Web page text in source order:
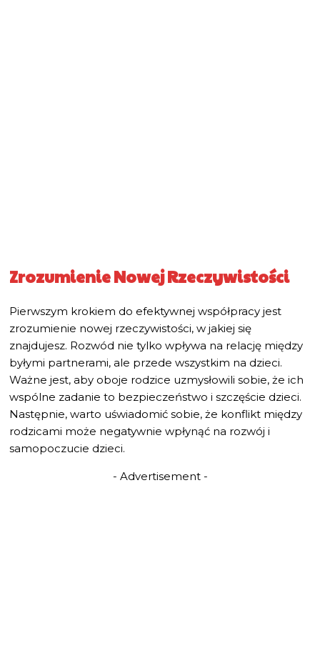
Zrozumienie Nowej Rzeczywistości
Pierwszym krokiem do efektywnej współpracy jest
zrozumienie nowej rzeczywistości, w jakiej się
znajdujesz. Rozwód nie tylko wpływa na relację między
byłymi partnerami, ale przede wszystkim na dzieci.
Ważne jest, aby oboje rodzice uzmysłowili sobie, że ich
wspólne zadanie to bezpieczeństwo i szczęście dzieci.
Następnie, warto uświadomić sobie, że konflikt między
rodzicami może negatywnie wpłynąć na rozwój i
samopoczucie dzieci.
- Advertisement -